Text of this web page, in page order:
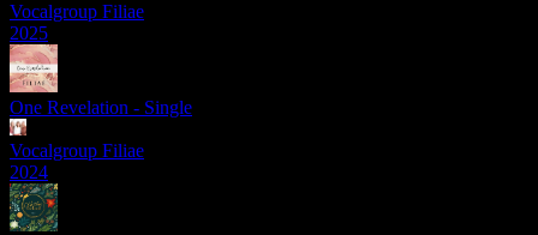
Vocalgroup Filiae
2025
One Revelation - Single
Vocalgroup Filiae
2024